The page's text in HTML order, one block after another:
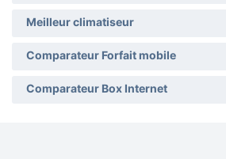
Meilleur climatiseur
Comparateur Forfait mobile
Comparateur Box Internet